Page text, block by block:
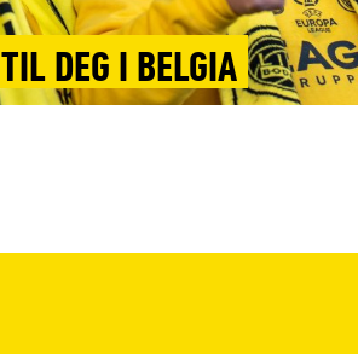
DEG I BELGIA